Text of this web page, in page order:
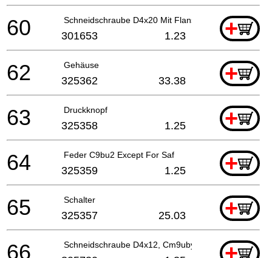
Schneidschraube D4x20 Mit Flansch (schwarz), C8fs
+
60 301653 1.23
Gehäuse +
62 325362 33.38
Druckknopf +
63 325358 1.25
Feder C9bu2 Except For Saf +
64 325359 1.25
Schalter +
65 325357 25.03
Schneidschraube D4x12, Cm9uby For Sin,hkg,chn
66